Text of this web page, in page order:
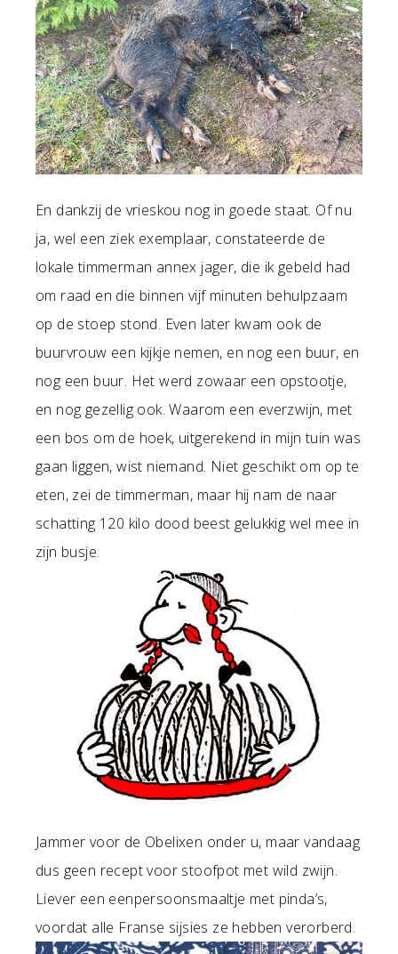
En dankzij de vrieskou nog in goede staat. Of nu
ja, wel een ziek exemplaar, constateerde de
lokale timmerman annex jager, die ik gebeld had
om raad en die binnen vijf minuten behulpzaam
op de stoep stond. Even later kwam ook de
buurvrouw een kijkje nemen, en nog een buur, en
nog een buur. Het werd zowaar een opstootje,
en nog gezellig ook. Waarom een everzwijn, met
een bos om de hoek, uitgerekend in mijn tuin was
gaan liggen, wist niemand. Niet geschikt om op te
eten, zei de timmerman, maar hij nam de naar
schatting 120 kilo dood beest gelukkig wel mee in
zijn busje.
Jammer voor de Obelixen onder u, maar vandaag
dus geen recept voor stoofpot met wild zwijn.
Liever een eenpersoonsmaaltje met pinda’s,
voordat alle Franse sijsies ze hebben verorberd.